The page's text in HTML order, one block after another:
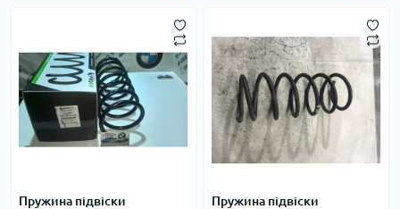
Пружина підвіски Пружина підвіски